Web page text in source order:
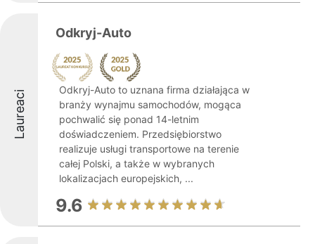
Laureaci
Odkryj-Auto
Odkryj-Auto to uznana firma działająca w
branży wynajmu samochodów, mogąca
pochwalić się ponad 14-letnim
doświadczeniem. Przedsiębiorstwo
realizuje usługi transportowe na terenie
całej Polski, a także w wybranych
lokalizacjach europejskich, ...
9.6